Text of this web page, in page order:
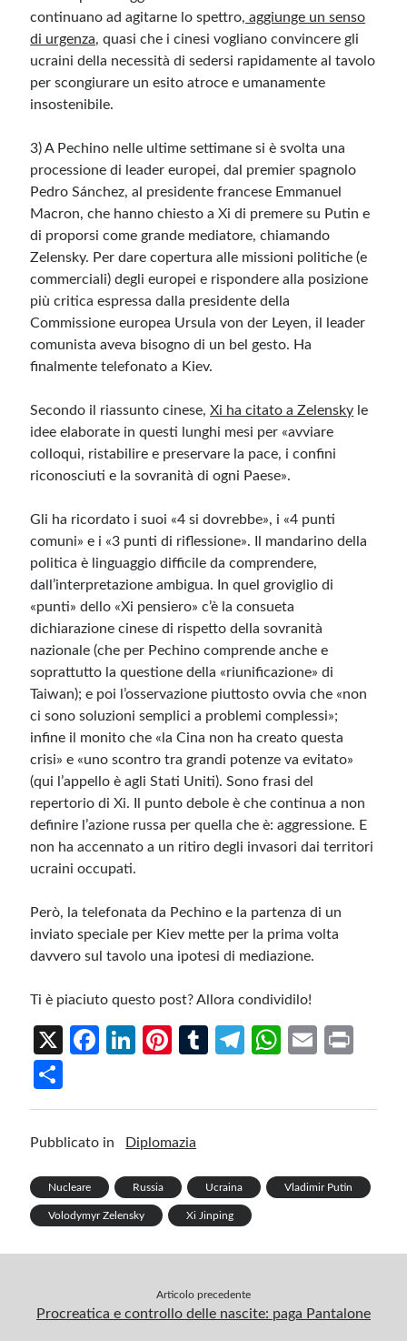
continuano ad agitarne lo spettro, aggiunge un senso
di urgenza, quasi che i cinesi vogliano convincere gli
ucraini della necessità di sedersi rapidamente al tavolo
per scongiurare un esito atroce e umanamente
insostenibile.
3) A Pechino nelle ultime settimane si è svolta una
processione di leader europei, dal premier spagnolo
Pedro Sánchez, al presidente francese Emmanuel
Macron, che hanno chiesto a Xi di premere su Putin e
di proporsi come grande mediatore, chiamando
Zelensky. Per dare copertura alle missioni politiche (e
commerciali) degli europei e rispondere alla posizione
più critica espressa dalla presidente della
Commissione europea Ursula von der Leyen, il leader
comunista aveva bisogno di un bel gesto. Ha
finalmente telefonato a Kiev.
Secondo il riassunto cinese, Xi ha citato a Zelensky le
idee elaborate in questi lunghi mesi per «avviare
colloqui, ristabilire e preservare la pace, i confini
riconosciuti e la sovranità di ogni Paese».
Gli ha ricordato i suoi «4 si dovrebbe», i «4 punti
comuni» e i «3 punti di riflessione».
Il mandarino della
politica è linguaggio difficile da comprendere,
dall’interpretazione ambigua. In quel groviglio di
«punti» dello «Xi pensiero» c’è la consueta
dichiarazione cinese di rispetto della sovranità
nazionale (che per Pechino comprende anche e
soprattutto la questione della «riunificazione» di
Taiwan); e poi l’osservazione piuttosto ovvia che «non
ci sono soluzioni semplici a problemi complessi»;
infine il monito che «la Cina non ha creato questa
crisi» e «uno scontro tra grandi potenze va evitato»
(qui l’appello è agli Stati Uniti). Sono frasi del
repertorio di Xi. Il punto debole è che continua a non
definire l’azione russa per quella che è: aggressione. E
non ha accennato a un ritiro degli invasori dai territori
ucraini occupati.
Però, la telefonata da Pechino e la partenza di un
inviato speciale per Kiev mette per la prima volta
davvero sul tavolo una ipotesi di mediazione.
Ti è piaciuto questo post? Allora condividilo!
X
Fa
o
k
Li
n
Pi
t
T
Te
W
p
E
h
ar
Pubblicato in Diplomazia
Nucleare Russia Ucraina Vladimir Putin
Volodymyr Zelensky Xi Jinping
Articolo precedente
Procreatica e controllo delle nascite: paga Pantalone